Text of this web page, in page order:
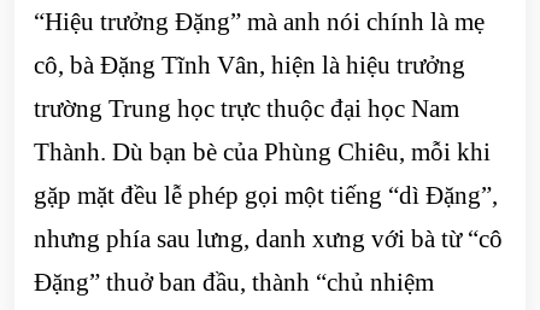
“Hiệu trưởng Đặng” mà anh nói chính là mẹ
cô, bà Đặng Tĩnh Vân, hiện là hiệu trưởng
trường Trung học trực thuộc đại học Nam
Thành. Dù bạn bè của Phùng Chiêu, mỗi khi
gặp mặt đều lễ phép gọi một tiếng “dì Đặng”,
nhưng phía sau lưng, danh xưng với bà từ “cô
Đặng” thuở ban đầu, thành “chủ nhiệm